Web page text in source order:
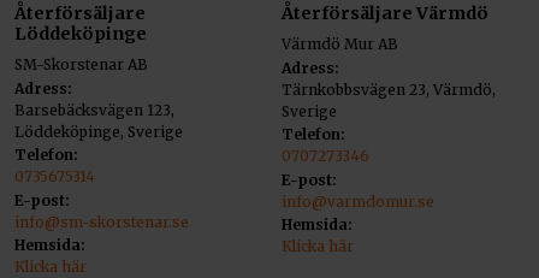
Återförsäljare
Löddeköpinge
SM-Skorstenar AB
Adress:
Barsebäcksvägen 123,
Löddeköpinge, Sverige
Telefon:
0735675314
E-post:
info@sm-skorstenar.se
Hemsida:
Klicka här
Återförsäljare Värmdö
Värmdö Mur AB
Adress:
Tärnkobbsvägen 23, Värmdö,
Sverige
Telefon:
0707273346
E-post:
info@varmdomur.se
Hemsida:
Klicka här